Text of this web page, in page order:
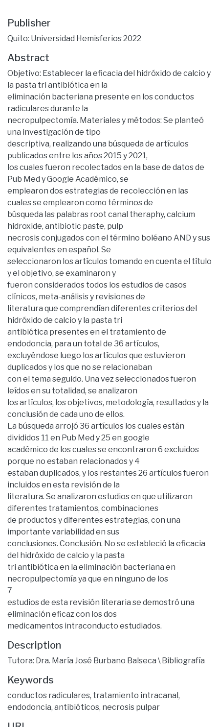
Publisher
Quito: Universidad Hemisferios 2022
Abstract
Objetivo: Establecer la eficacia del hidróxido de calcio y
la pasta tri antibiótica en la
eliminación bacteriana presente en los conductos
radiculares durante la
necropulpectomía. Materiales y métodos: Se planteó
una investigación de tipo
descriptiva, realizando una búsqueda de artículos
publicados entre los años 2015 y 2021,
los cuales fueron recolectados en la base de datos de
Pub Med y Google Académico, se
emplearon dos estrategias de recolección en las
cuales se emplearon como términos de
búsqueda las palabras root canal theraphy, calcium
hidroxide, antibiotic paste, pulp
necrosis conjugados con el término boléano AND y sus
equivalentes en español. Se
seleccionaron los artículos tomando en cuenta el título
y el objetivo, se examinaron y
fueron considerados todos los estudios de casos
clínicos, meta-análisis y revisiones de
literatura que comprendían diferentes criterios del
hidróxido de calcio y la pasta tri
antibiótica presentes en el tratamiento de
endodoncia, para un total de 36 artículos,
excluyéndose luego los artículos que estuvieron
duplicados y los que no se relacionaban
con el tema seguido. Una vez seleccionados fueron
leídos en su totalidad, se analizaron
los artículos, los objetivos, metodología, resultados y la
conclusión de cada uno de ellos.
La búsqueda arrojó 36 artículos los cuales están
divididos 11 en Pub Med y 25 en google
académico de los cuales se encontraron 6 excluidos
porque no estaban relacionados y 4
estaban duplicados, y los restantes 26 artículos fueron
incluidos en esta revisión de la
literatura. Se analizaron estudios en que utilizaron
diferentes tratamientos, combinaciones
de productos y diferentes estrategias, con una
importante variabilidad en sus
conclusiones. Conclusión. No se estableció la eficacia
del hidróxido de calcio y la pasta
tri antibiótica en la eliminación bacteriana en
necropulpectomía ya que en ninguno de los
7
estudios de esta revisión literaria se demostró una
eliminación eficaz con los dos
medicamentos intraconducto estudiados.
Description
Tutora: Dra. María José Burbano Balseca \ Bibliografía
Keywords
conductos radiculares, tratamiento intracanal,
endodoncia, antibióticos, necrosis pulpar